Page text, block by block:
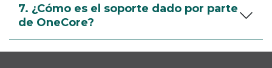
7. ¿Cómo es el soporte dado por parte
de OneCore?